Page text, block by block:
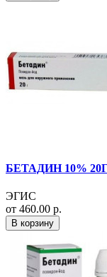
БЕТАДИН 10%
ЭГИС
от 460.00 р.
В корзину